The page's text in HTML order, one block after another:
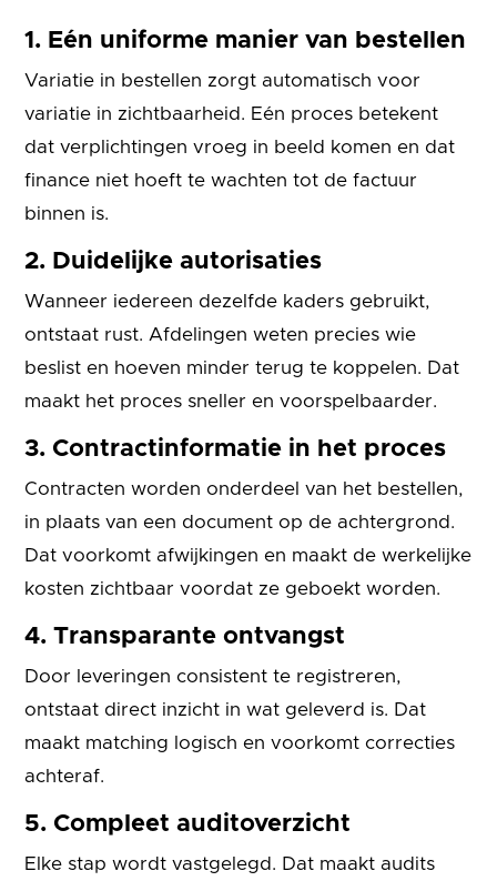
1. Eén uniforme manier van bestellen
Variatie in bestellen zorgt automatisch voor
variatie in zichtbaarheid. Eén proces betekent
dat verplichtingen vroeg in beeld komen en dat
finance niet hoeft te wachten tot de factuur
binnen is.
2. Duidelijke autorisaties
Wanneer iedereen dezelfde kaders gebruikt,
ontstaat rust. Afdelingen weten precies wie
beslist en hoeven minder terug te koppelen. Dat
maakt het proces sneller en voorspelbaarder.
3. Contractinformatie in het proces
Contracten worden onderdeel van het bestellen,
in plaats van een document op de achtergrond.
Dat voorkomt afwijkingen en maakt de werkelijke
kosten zichtbaar voordat ze geboekt worden.
4. Transparante ontvangst
Door leveringen consistent te registreren,
ontstaat direct inzicht in wat geleverd is. Dat
maakt matching logisch en voorkomt correcties
achteraf.
5. Compleet auditoverzicht
Elke stap wordt vastgelegd. Dat maakt audits